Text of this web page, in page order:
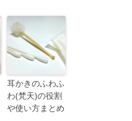
耳かきのふわふ
わ(梵天)の役割
や使い方まとめ